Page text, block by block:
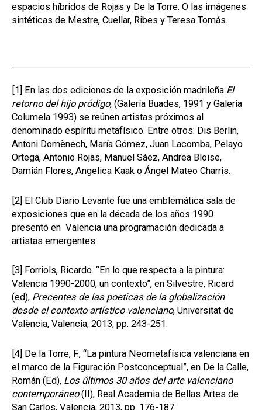
espacios híbridos de Rojas y De la Torre. O las imágenes
sintéticas de Mestre, Cuellar, Ribes y Teresa Tomás.
[1] En las dos ediciones de la exposición madrileña El
retorno del hijo pródigo, (Galería Buades, 1991 y Galería
Columela 1993) se reúnen artistas próximos al
denominado espíritu metafísico. Entre otros: Dis Berlin,
Antoni Domènech, María Gómez, Juan Lacomba, Pelayo
Ortega, Antonio Rojas, Manuel Sáez, Andrea Bloise,
Damián Flores, Angelica Kaak o Ángel Mateo Charris.
[2] El Club Diario Levante fue una emblemática sala de
exposiciones que en la década de los años 1990
presentó en Valencia una programación dedicada a
artistas emergentes.
[3] Forriols, Ricardo. “En lo que respecta a la pintura:
Valencia 1990-2000, un contexto”, en Silvestre, Ricard
(ed), Precentes de las poeticas de la globalización
desde el contexto artístico valenciano, Universitat de
València, Valencia, 2013, pp. 243-251.
[4] De la Torre, F., “La pintura Neometafísica valenciana en
el marco de la Figuración Postconceptual”, en De la Calle,
Román (Ed), Los últimos 30 años del arte valenciano
contemporáneo(II), Real Academia de Bellas Artes de
San Carlos, Valencia, 2013, pp. 176-187.